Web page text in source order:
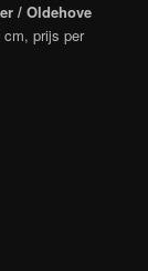
/ Oldehove
prijs per